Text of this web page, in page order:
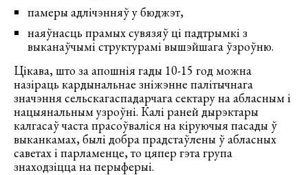
памеры адлічэнняў у бюджэт,
наяўнасць прамых сувязяў ці падтрымкі з
выканаўчымі структурамі вышэйшага ўзроўню.
Цікава, што за апошнія гады 10-15 год можна
назіраць кардынальнае зніжэнне палітычнага
значэння сельскагаспадарчага сектару на абласным і
нацыянальным узроўні. Калі раней дырэктары
калгасаў часта прасоўваліся на кіруючыя пасады ў
выканкамах, былі добра прадстаўлены ў абласных
саветах і парламенце, то цяпер гэта група
знаходзіцца на перыферыі.